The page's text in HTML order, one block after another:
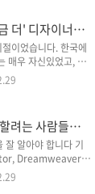
이너와는 다른 웹디
성을 무엇에서 찾을
는 의상디자이너, 패
디자이너, 그래픽
한 세부영역이 존재
더' 디자이너들
이었습니다. 한국에
매우 자신있었고, 정
에는 어느누구 보다
초수업이 조금은 싱
은 대부분 고등학교
시간 부터 정물 하나
습니다. 저는 한국에
멋진작품을 그려나
기에 열중하던 저는
는 사람들에게
잘 알아야 합니다 기
Dreamweaver,
램들을 잘 알아야 합
도 툴을 쓸 줄 모르면